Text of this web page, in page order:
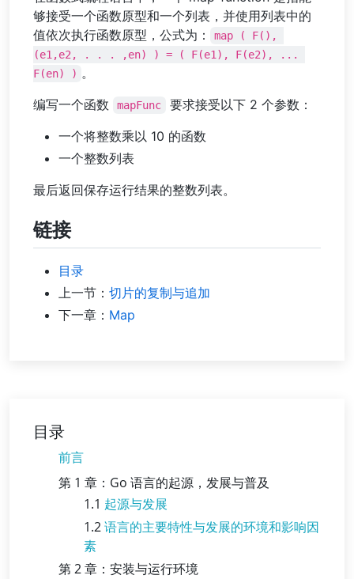
够接受一个函数原型和一个列表，并使用列表中的
值依次执行函数原型，公式为：
map ( F(),
(e1,e2, . . . ,en) ) = ( F(e1), F(e2), ...
F(en) ) 。
编写一个函数
mapFunc
要求接受以下 2 个参数：
一个将整数乘以 10 的函数
一个整数列表
最后返回保存运行结果的整数列表。
链接
目录
上一节： 切片的复制与追加
下一章： Map
目录
前言
第 1 章：Go 语言的起源，发展与普及
1.1 起源与发展
1.2语言的主要特性与发展的环境和影响因
素
第 2 章：安装与运行环境